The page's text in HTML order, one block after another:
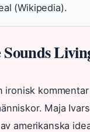
(Wikipedia).
Maja
amerikanska